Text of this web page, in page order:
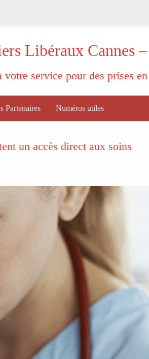
Libéraux Cannes
service pour des prises
Partenaires Numéros utiles
un accès direct aux soins